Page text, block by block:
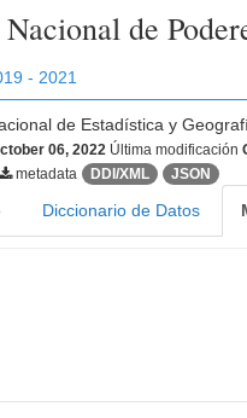
Nacional de
- 2021
de Estadística y
06, 2022 Última modificación
metadata DDI/XML JSON
Diccionario de Datos